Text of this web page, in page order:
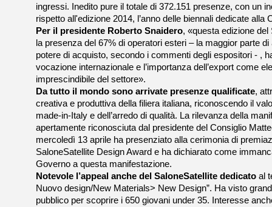
ingressi. Inedito pure il totale di 372.151 presenze, con un
rispetto all'edizione 2014, l’anno delle biennali dedicate alla
Per il presidente Roberto Snaidero, «questa edizione
la presenza del 67% di operatori esteri – la maggior parte
potere di acquisto, secondo i commenti degli espositori - ,
vocazione internazionale e l’importanza dell’export come
imprescindibile del settore».
Da tutto il mondo sono arrivate presenze qualificate,
creativa e produttiva della filiera italiana, riconoscendo il
made-in-Italy e dell’arredo di qualità. La rilevanza della
apertamente riconosciuta dal presidente del Consiglio
mercoledì 13 aprile ha presenziato alla cerimonia di
SaloneSatellite Design Award e ha dichiarato come
Governo a questa manifestazione.
Notevole l’appeal anche del SaloneSatellite dedicato al
Nuovo design/New Materials> New Design”. Ha visto
pubblico per scoprire i 650 giovani under 35. Interesse